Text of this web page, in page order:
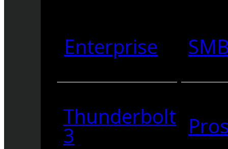
Enterprise
Thunderbolt
3